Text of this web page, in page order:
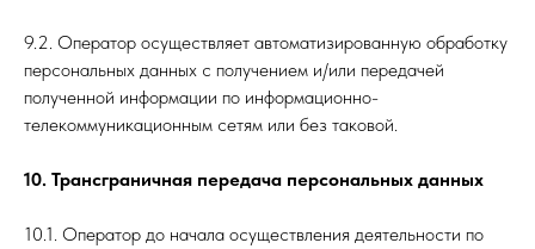
9.2. Оператор осуществляет автоматизированную обработку
персональных данных с получением и/или передачей
полученной информации по информационно-
телекоммуникационным сетям или без таковой.
10. Трансграничная передача персональных данных
10.1. Оператор до начала осуществления деятельности по